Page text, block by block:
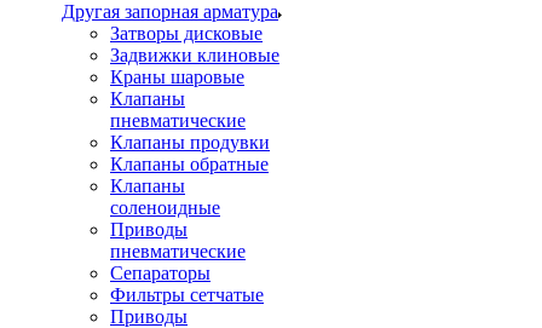
Другая запорная арматура
Затворы дисковые
Задвижки клиновые
Краны шаровые
Клапаны
пневматические
Клапаны продувки
Клапаны обратные
Клапаны
соленоидные
Приводы
пневматические
Сепараторы
Фильтры сетчатые
Приводы